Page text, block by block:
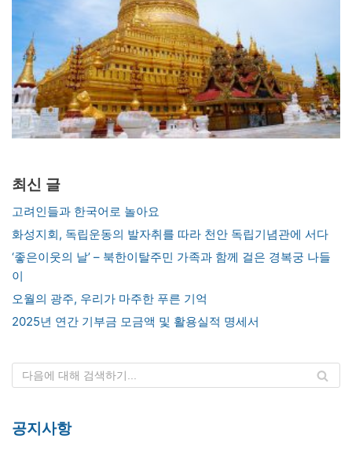
최신 글
고려인들과 한국어로 놀아요
화성지회, 독립운동의 발자취를 따라 천안 독립기념관에 서다
‘좋은이웃의 날’ – 북한이탈주민 가족과 함께 걸은 경복궁 나들
이
오월의 광주, 우리가 마주한 푸른 기억
2025년 연간 기부금 모금액 및 활용실적 명세서
공지사항